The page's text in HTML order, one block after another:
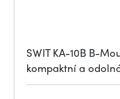
SWIT KA-10B B-
kompaktní a